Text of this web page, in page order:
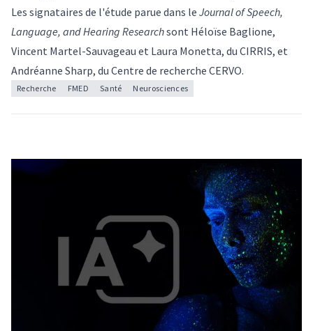
Les signataires de l'étude parue dans le Journal of Speech,
Language, and Hearing Researchsont Héloïse Baglione,
Vincent Martel-Sauvageau et Laura Monetta, du CIRRIS, et
Andréanne Sharp, du Centre de recherche CERVO.
Recherche FMED Santé Neurosciences